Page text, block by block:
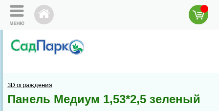
3D ограждения
Панель Медиум 1,53*2,5 зеленый